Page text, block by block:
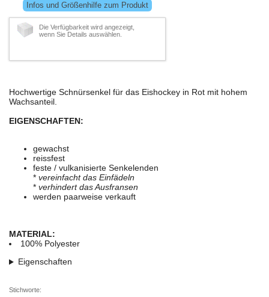
Infos und Größenhilfe zum Produkt
Die Verfügbarkeit wird angezeigt,
wenn Sie Details auswählen.
Hochwertige Schnürsenkel für das Eishockey in Rot mit hohem
Wachsanteil.
EIGENSCHAFTEN:
gewachst
reissfest
feste / vulkanisierte Senkelenden
* vereinfacht das Einfädeln
* verhindert das Ausfransen
werden paarweise verkauft
MATERIAL:
100% Polyester
Eigenschaften
Stichworte: